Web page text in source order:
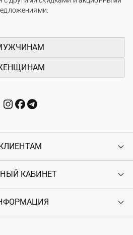
КЛИЕНТАМ
Контакты
Возврат
Гарантия
КАБИНЕТ
Войти